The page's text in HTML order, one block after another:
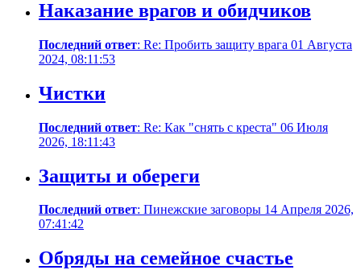
Наказание врагов и обидчиков
Последний ответ: Re: Пробить защиту врага 01 Августа
2024, 08:11:53
Чистки
Последний ответ: Re: Как "снять с креста" 06 Июля
2026, 18:11:43
Защиты и обереги
Последний ответ: Пинежские заговоры 14 Апреля 2026,
07:41:42
Обряды на семейное счастье